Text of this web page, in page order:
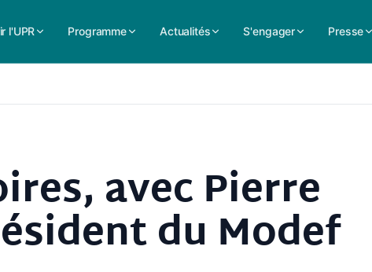
l'UPR Programme Actualités S'engager Presse
avec Pierre
du Modef